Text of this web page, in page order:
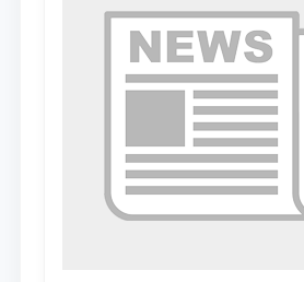
специальной стипендии
Хадичи Сулеймановой.